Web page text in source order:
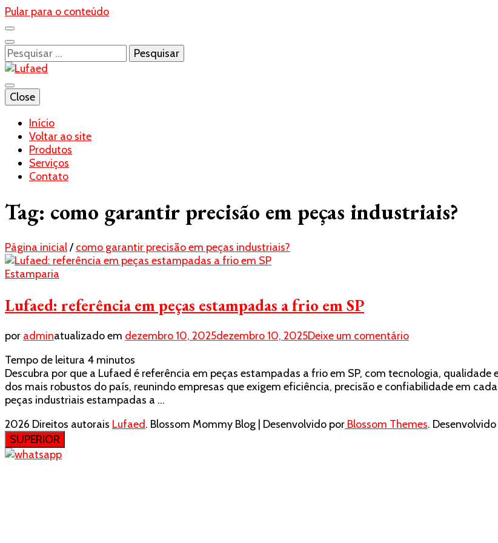
Pular para o conteúdo
Pesquisar
por:
Lufaed
Blog- Lufaed
Close
Início
Voltar ao site
Produtos
Serviços
Contato
Tag: como garantir precisão em peças industriais?
Página inicial/ como garantir precisão em peças industriais?
Estamparia
Lufaed: referência em peças estampadas a frio em SP
por adminatualizado em dezembro 10, 2025dezembro 10, 2025Deixe um comentárioem
em
peças
frio
Tempo de leitura 4 minutos
Descubra por que a Lufaed é referência em peças estampadas a frio em SP, com tecnologia,
dos mais robustos do país, reunindo empresas que exigem eficiência, precisão e confiabilidade em
peças industriais estampadas a …
2026 Direitos autorais Lufaed. Blossom Mommy Blog | Desenvolvido por Blossom Themes.
SUPERIOR